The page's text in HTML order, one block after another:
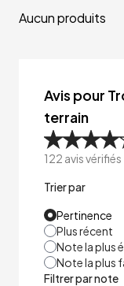
Aucun produits
Avis pour
terrain
122 avis vérifiés
Trier par
Pertinence
Plus récent
Note la plus
Note la plus
Filtrer par note